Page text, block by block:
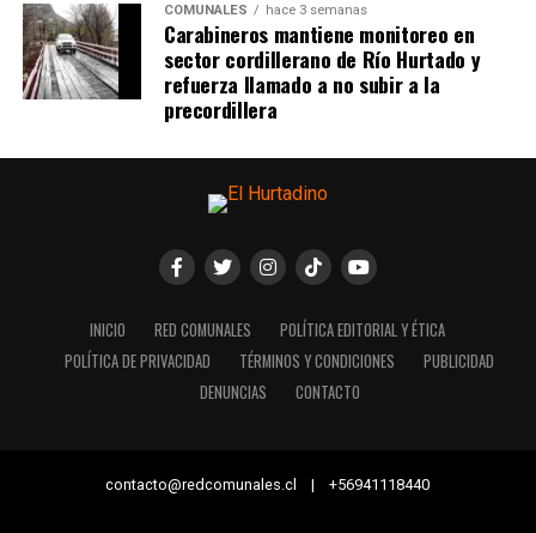
COMUNALES hace 3 semanas
Carabineros mantiene monitoreo en
sector cordillerano de Río Hurtado y
refuerza llamado a no subir a la
precordillera
INICIO RED COMUNALES
POLÍTICA EDITORIAL Y ÉTICA
POLÍTICA DE PRIVACIDAD
TÉRMINOS Y CONDICIONES
PUBLICIDAD
DENUNCIAS
CONTACTO
contacto@redcomunales.cl | +56941118440